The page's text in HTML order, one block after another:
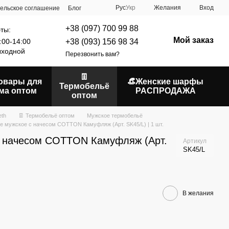
соглашение Блог РусУкр Желания Вход
14:00
+38 (097) 700 99 88
+38 (093) 156 98 34
Перезвонить вам?
Мой заказ
для
оптом
👖
Термобельё
оптом
👒Женские шарфы
РАСПРОДАЖА
👖 Термобельё оптом
Мужское термобельё
мужское с начесом COTTON Камуфляж (Арт. SK45/L) | 1 шт.
COTTON Камуфляж (Арт.
Артикул
SK45/L
В желания